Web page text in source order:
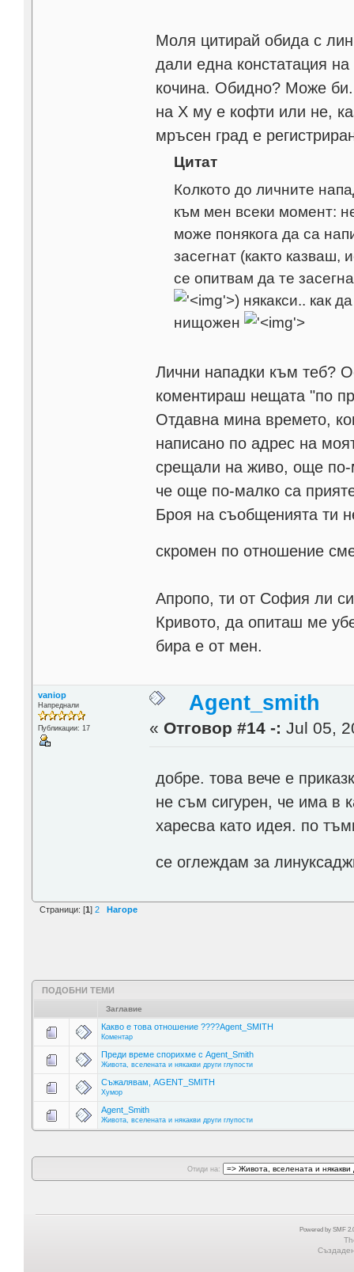
Моля цитирай обида с
дали една констатация
кочина. Обидно? Може
на Х му е кофти или не,
мръсен град е
Цитат
Колкото до личните
към мен всеки момент:
може понякога да са
засегнат (както казваш,
се опитвам да те
'>) някакси.. как
нищожен
'>
Лични нападки към теб?
коментираш нещата "по
Отдавна мина времето,
написано по адрес на
срещали на живо, още по-
че още по-малко са
Броя на съобщенията ти
скромен по отношение
Апропо, ти от София ли
Кривото, да опиташ ме
бира е от мен.
vaniop
Напреднали
Публикации: 17
Agent_smith
« Отговор #14 -: Jul 05,
добре. това вече е
не съм сигурен, че има в
харесва като идея. по
се оглеждам за
Страници: [1 ] 2 Нагоре
ПОДОБНИ ТЕМИ
Заглавие
Какво е това отношение ????Agent_SMITH
Коментар
Преди време спорихме с Agent_Smith
Живота, вселената и някакви други глупости
Съжалявам, AGENT_SMITH
Хумор
Agent_Smith
Живота, вселената и някакви други глупости
Отиди на:
Powered by SMF